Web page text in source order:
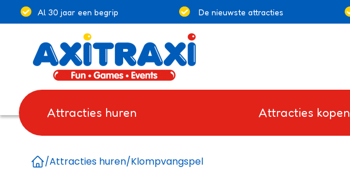
Al 30 jaar een begrip De nieuwste attracties
Attracties huren Attracties kopen
/Attracties huren/Klompvangspel